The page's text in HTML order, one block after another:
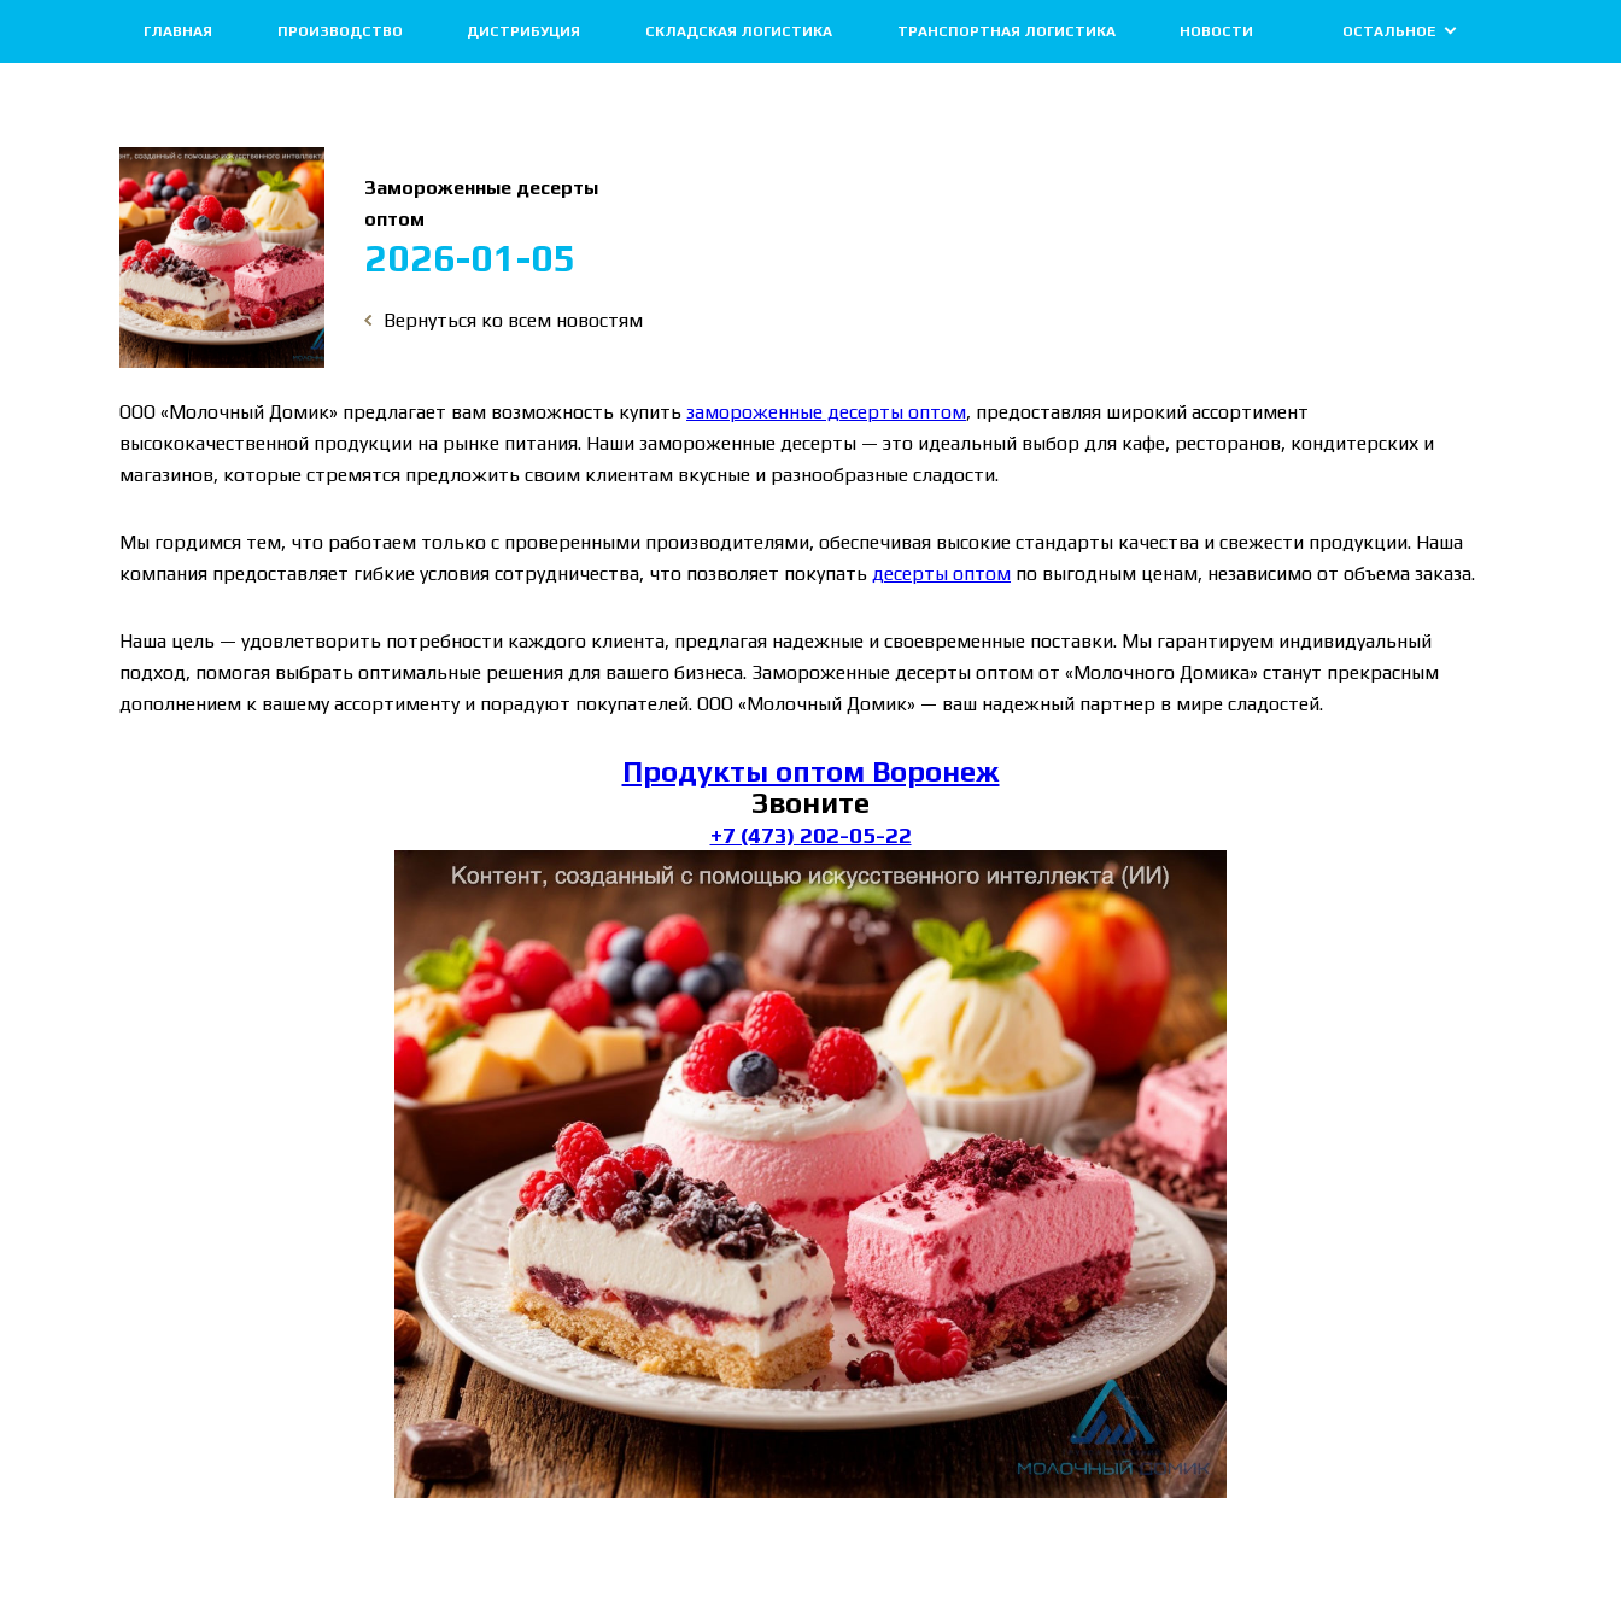
ГЛАВНАЯ ПРОИЗВОДСТВО ДИСТРИБУЦИЯ СКЛАДСКАЯ ЛОГИСТИКА ТРАНСПОРТНАЯ ЛОГИСТИКА НОВОСТИ ОСТАЛЬНОЕ
Замороженные десерты
оптом
2026-01-05
Вернуться ко всем новостям
ООО «Молочный Домик» предлагает вам возможность купить замороженные десерты оптом, предоставляя широкий ассортимент
высококачественной продукции на рынке питания. Наши замороженные десерты — это идеальный выбор для кафе, ресторанов, кондитерских и
магазинов, которые стремятся предложить своим клиентам вкусные и разнообразные сладости.
Мы гордимся тем, что работаем только с проверенными производителями, обеспечивая высокие стандарты качества и свежести продукции. Наша
компания предоставляет гибкие условия сотрудничества, что позволяет покупать десерты оптом по выгодным ценам, независимо от объема заказа.
Наша цель — удовлетворить потребности каждого клиента, предлагая надежные и своевременные поставки. Мы гарантируем индивидуальный
подход, помогая выбрать оптимальные решения для вашего бизнеса. Замороженные десерты оптом от «Молочного Домика» станут прекрасным
дополнением к вашему ассортименту и порадуют покупателей. ООО «Молочный Домик» — ваш надежный партнер в мире сладостей.
Продукты оптом Воронеж
Звоните
+7 (473) 202-05-22